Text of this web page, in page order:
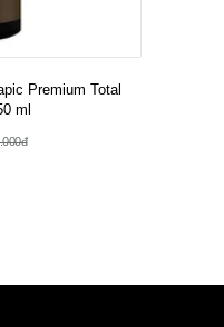
Premium Total
ml